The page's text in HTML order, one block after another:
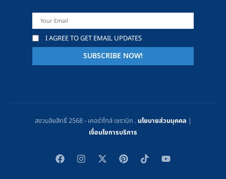
I AGREE TO GET EMAIL UPDATES
สงวนลิขสิทธิ์ 2568 - เคอร่าไทล์ เซรามิก .นโยบายส่วนบุคคล |
เงื่อนไขการบริการ